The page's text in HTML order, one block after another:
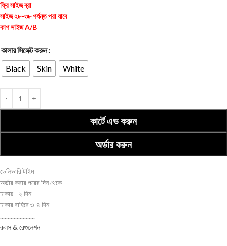
ফ্রি সাইজ ব্রা
সাইজ ২৮-৩৮ পর্যন্ত পরা যাবে
কাপ সাইজ A/B
কালার সিলেক্ট করুন
Black
Skin White
কার্টে এড করুন
অর্ডার করুন
ডেলিভারি টাইম
অর্ডার করার পরের দিন থেকে
ঢাকায় - ২ দিন
ঢাকার বাহিরে ৩-৪ দিন
.......................
রুলস & রেগুলেশন